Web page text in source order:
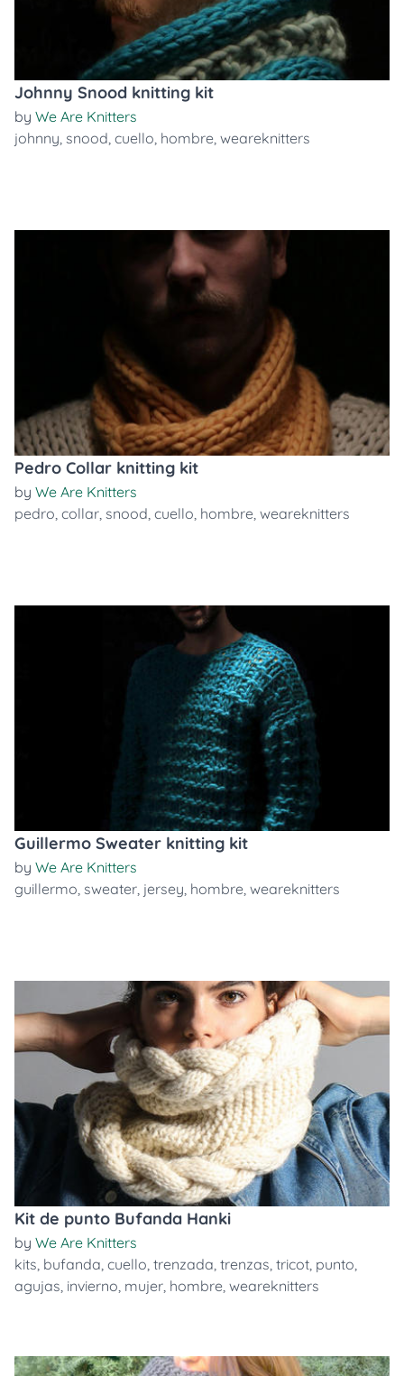
Johnny Snood knitting kit
by We Are Knitters
johnny, snood, cuello, hombre, weareknitters
Pedro Collar knitting kit
by We Are Knitters
pedro, collar, snood, cuello, hombre, weareknitters
Guillermo Sweater knitting kit
by We Are Knitters
guillermo, sweater, jersey, hombre, weareknitters
Kit de punto Bufanda Hanki
by We Are Knitters
kits, bufanda, cuello, trenzada, trenzas, tricot, punto,
agujas, invierno, mujer, hombre, weareknitters